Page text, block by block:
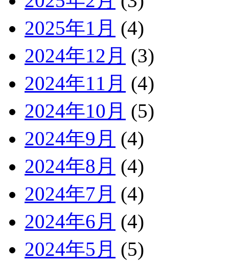
2025年1月 (4)
2024年12月 (3)
2024年11月 (4)
2024年10月 (5)
2024年9月 (4)
2024年8月 (4)
2024年7月 (4)
2024年6月 (4)
2024年5月 (5)